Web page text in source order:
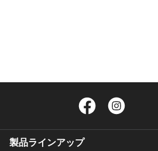
Facebook
製品ラインアップ